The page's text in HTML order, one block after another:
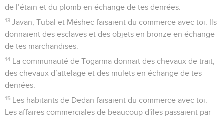
de l’étain et du plomb en échange de tes denrées.
13 Javan, Tubal et Méshec faisaient du commerce avec toi. Ils
donnaient des esclaves et des objets en bronze en échange
de tes marchandises.
14 La communauté de Togarma donnait des chevaux de trait,
des chevaux d’attelage et des mulets en échange de tes
denrées.
15 Les habitants de Dedan faisaient du commerce avec toi.
Les affaires commerciales de beaucoup d'îles passaient par